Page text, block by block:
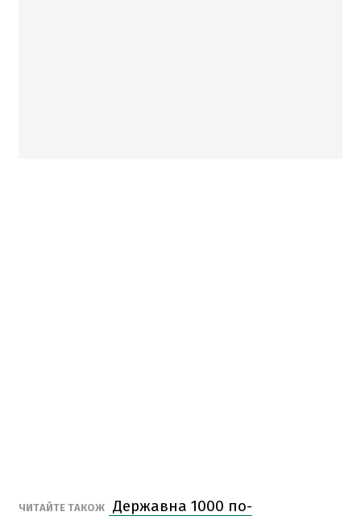
ЧИТАЙТЕ ТАКОЖ
Державна 1000 по-